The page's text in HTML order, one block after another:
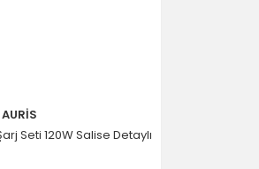
AURİS
Seti 120W Salise Detaylı